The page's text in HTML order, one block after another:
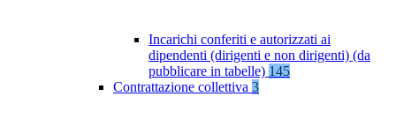
Incarichi conferiti e autorizzati ai
dipendenti (dirigenti e non dirigenti) (da
pubblicare in tabelle) 145
Contrattazione collettiva 3